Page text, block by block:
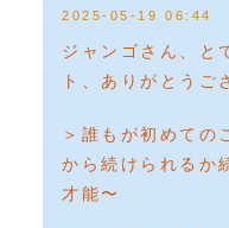
2025-05-19 06:44
ジャンゴさん、と
ト、ありがとうご
＞誰もが初めての
から続けられるか
才能〜